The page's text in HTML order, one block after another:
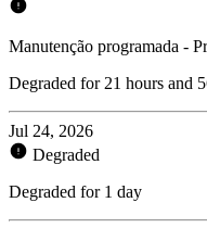
Manutenção programada -
Degraded for 21 hours and
Jul 24, 2026
Degraded
Degraded for 1 day